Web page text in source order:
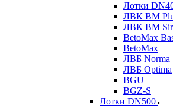
Лотки
ЛВК ВМ
ЛВК ВМ Sir
BetoMax
BetoMax
ЛВБ Norma
ЛВБ Optima
BGU
BGZ-S
Лотки DN500